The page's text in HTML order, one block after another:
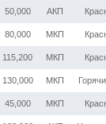
50,000 АКП
80,000 МКП
115,200 МКП
130,000 МКП
45,000 МКП